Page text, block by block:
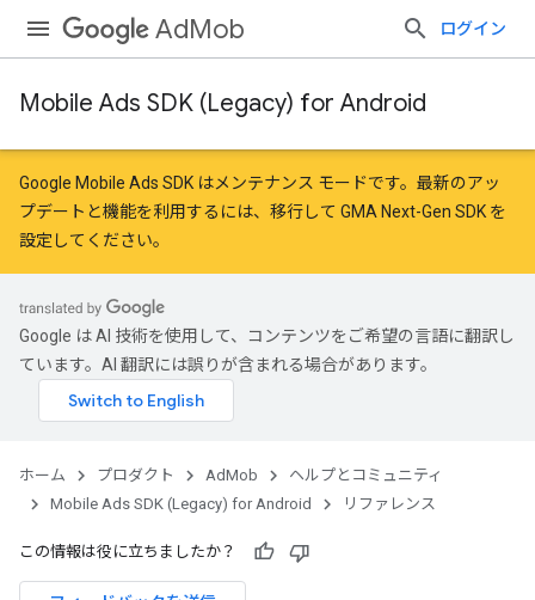
AdMob ログイン
Mobile Ads SDK (Legacy) for Android
Google Mobile Ads SDK はメンテナンス モードです。最新のアッ
プデートと機能を利用するには、 移行して GMA Next-Gen SDK を
設定 してください。
Google は AI 技術を使用して、コンテンツをご希望の言語に翻訳し
ています。AI 翻訳には誤りが含まれる場合があります。
ホーム プロダクト AdMob
ヘルプとコミュニティ
Mobile Ads SDK (Legacy) for Android
リファレンス
この情報は役に立ちましたか？